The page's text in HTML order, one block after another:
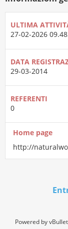
ULTIMA
27-02-2026
DATA
29-03-2014
REFERENTI
0
Home page
http://
Powered by